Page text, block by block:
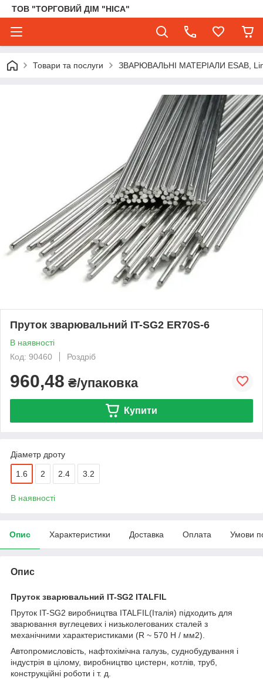
ТОВ "ТОРГОВИЙ ДІМ "НІСА"
Товари та послуги ЗВАРЮВАЛЬНІ МАТЕРІАЛИ ESAB,
Пруток зварювальний IT-SG2 ER70S-6
В наявності
Код: 90460
Роздріб
960,48 ₴/упаковка
Купити
Діаметр дроту
1.6 2 2.4 3.2
В наявності
Опис Характеристики Доставка Оплата Умови
Опис
Пруток зварювальний IT-SG2 ITALFIL
Пруток IT-SG2 виробництва ITALFIL(Італія) підходить для
зварювання вуглецевих і низьколегованих сталей з
механічними характеристиками (R ~ 570 Н / мм2).
Автопромисловість, нафтохімічна галузь, суднобудування і
індустрія в цілому, виробництво цистерн, котлів, труб,
конструкційні роботи і т. д.